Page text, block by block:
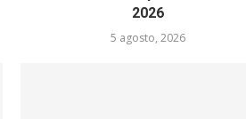
2026
5 agosto, 2026